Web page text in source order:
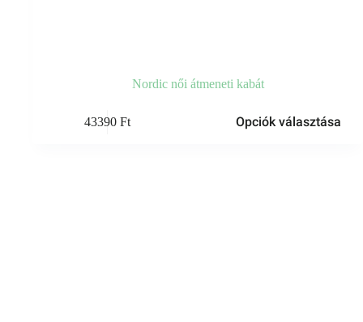
Nordic női átmeneti kabát
43390 Ft Opciók választása